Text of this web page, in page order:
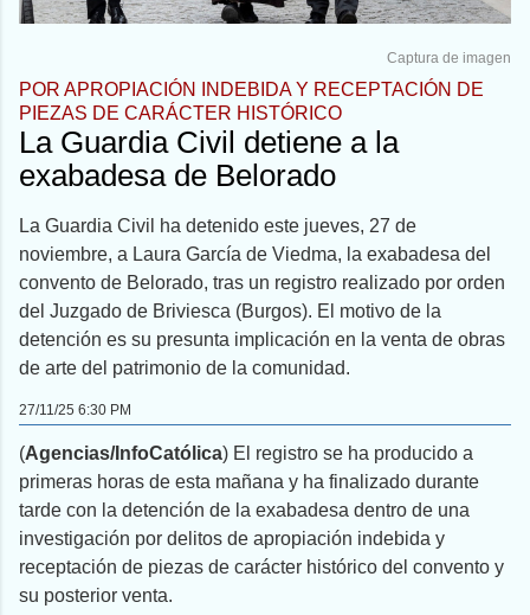
Captura de imagen
POR APROPIACIÓN INDEBIDA Y RECEPTACIÓN DE
PIEZAS DE CARÁCTER HISTÓRICO
La Guardia Civil detiene a la
exabadesa de Belorado
La Guardia Civil ha detenido este jueves, 27 de
noviembre, a Laura García de Viedma, la exabadesa del
convento de Belorado, tras un registro realizado por orden
del Juzgado de Briviesca (Burgos). El motivo de la
detención es su presunta implicación en la venta de obras
de arte del patrimonio de la comunidad.
27/11/25 6:30 PM
(Agencias/InfoCatólica) El registro se ha producido a
primeras horas de esta mañana y ha finalizado durante
tarde con la detención de la exabadesa dentro de una
investigación por delitos de apropiación indebida y
receptación de piezas de carácter histórico del convento y
su posterior venta.